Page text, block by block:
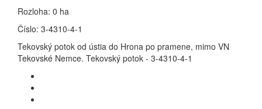
Rozloha: 0 ha
Číslo: 3-4310-4-1
Tekovský potok od ústia do Hrona po pramene, mimo VN
Tekovské Nemce. Tekovský potok - 3-4310-4-1